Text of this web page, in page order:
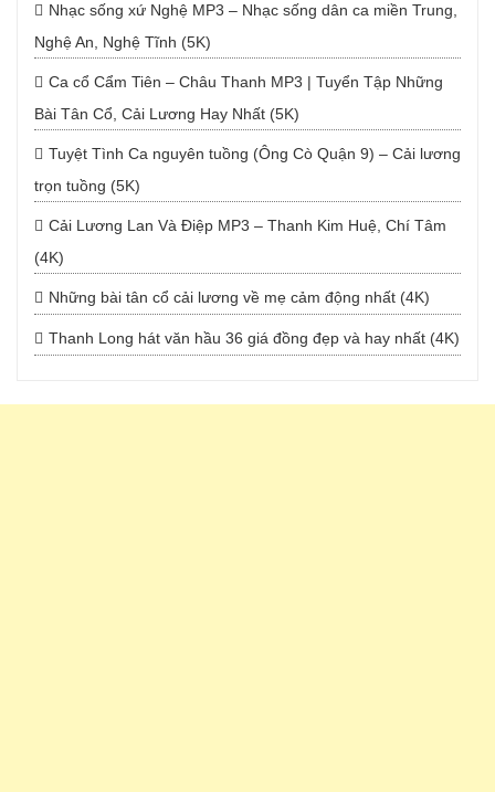
Nhạc sống xứ Nghệ MP3 – Nhạc sống dân ca miền Trung,
Nghệ An, Nghệ Tĩnh (5K)
Ca cổ Cẩm Tiên – Châu Thanh MP3 | Tuyển Tập Những
Bài Tân Cổ, Cải Lương Hay Nhất (5K)
Tuyệt Tình Ca nguyên tuồng (Ông Cò Quận 9) – Cải lương
trọn tuồng (5K)
Cải Lương Lan Và Điệp MP3 – Thanh Kim Huệ, Chí Tâm
(4K)
Những bài tân cổ cải lương về mẹ cảm động nhất (4K)
Thanh Long hát văn hầu 36 giá đồng đẹp và hay nhất (4K)